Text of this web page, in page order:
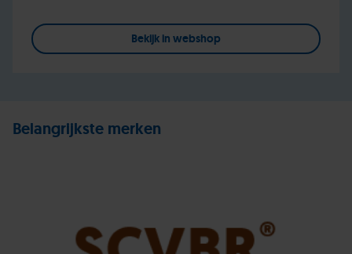
Bekijk in webshop
Belangrijkste merken